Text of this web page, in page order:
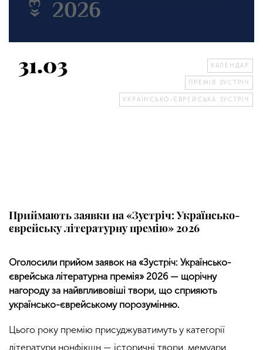
31.03 КАЛЕНДАР
ПРЕМІЯ ЗУСТРІЧ
УКРАЇНСЬКО-ЄВРЕЙСЬКА ЗУСТРІЧ
Приймають заявки на «Зустріч: Українсько-
єврейську літературну премію» 2026
Оголосили прийом заявок на «Зустріч: Українсько-
єврейська літературна премія» 2026 — щорічну
нагороду за найвпливовіші твори, що сприяють
українсько-єврейському порозумінню.
Цього року премію присуджуватимуть у категорії
літератури нонфікшн — історичні твори, мемуари,